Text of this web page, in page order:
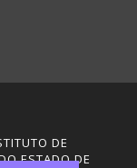
DE
ESTADO DE